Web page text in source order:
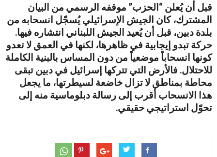
قبل أن يُعلن “الحزب” موقفه الرسمي من البيان
المشترك، كان الجيش الإسرائيلي يُسجّل انسحابه من
بلدة دبين، قبل أن يُعيد الجيش اللبناني انتشاره فيها.
حركة تبدو إيجابية في ظاهرها، لكنها في العمق لا تعدو
كونها انسحاباً موضعياً من دون المساس بالبنية الكاملة
للاحتلال. فالأرض التي تتركها إسرائيل في دبين تبقى
محاطة بمناطق لا تزال خاضعة لسيطرتها، ما يجعل
هذا الانسحاب أقرب إلى رسالة دبلوماسية منه إلى
تحوّل استراتيجي حقيقي.